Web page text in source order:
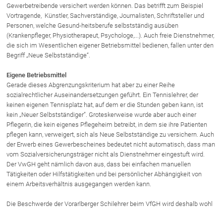
Schenkung von Immobilien
Checklisten: Haus-, Wohnungs- und
Grundstückkauf
Checkliste: Immobilienertragssteuer
Checkliste: Mietvertrag
Checkliste: Gewerbeanm. durch jur.
Person
Kontakt
Gewerbetreibende versichert werden können. Das betrifft zum Beispiel
Vortragende, Künstler, Sachverständige, Journalisten, Schriftsteller und
Personen, welche Gesund-heitsberufe selbstständig ausüben
(Krankenpfleger, Physiotherapeut, Psychologe,...). Auch freie Dienstnehmer,
die sich im Wesentlichen eigener Betriebsmittel bedienen, fallen unter den
Begriff „Neue Selbstständige“.
Eigene Betriebsmittel
Gerade dieses Abgrenzungskriterium hat aber zu einer Reihe
sozialrechtlicher Auseinandersetzungen geführt. Ein Tennislehrer, der
keinen eigenen Tennisplatz hat, auf dem er die Stunden geben kann, ist
kein „Neuer Selbstständiger”. Groteskerweise wurde aber auch einer
Pflegerin, die kein eigenes Pflegeheim betreibt, in dem sie ihre Patienten
pflegen kann, verweigert, sich als Neue Selbstständige zu versichern. Auch
der Erwerb eines Gewerbescheines bedeutet nicht automatisch, dass man
vom Sozialversicherungsträger nicht als Dienstnehmer eingestuft wird.
Der VwGH geht nämlich davon aus, dass bei einfachen manuellen
Tätigkeiten oder Hilfstätigkeiten und bei persönlicher Abhängigkeit von
einem Arbeitsverhältnis ausgegangen werden kann.
Die Beschwerde der Vorarlberger Schilehrer beim VfGH wird deshalb wohl